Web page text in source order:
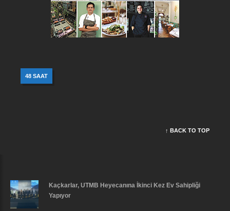
48 SAAT
↑ BACK TO TOP
Kaçkarlar, UTMB Heyecanına İkinci Kez Ev Sahipliği
Yapıyor